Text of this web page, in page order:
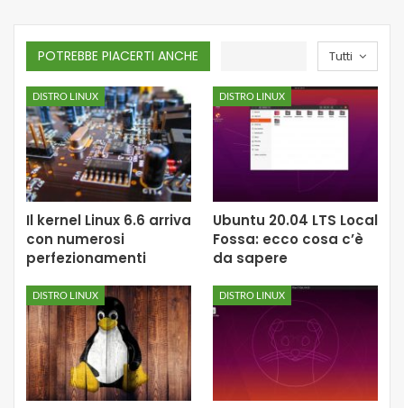
Tutti
POTREBBE PIACERTI ANCHE
DISTRO LINUX
Il kernel Linux 6.6 arriva
con numerosi
perfezionamenti
DISTRO LINUX
Ubuntu 20.04 LTS Local
Fossa: ecco cosa c’è
da sapere
DISTRO LINUX DISTRO LINUX